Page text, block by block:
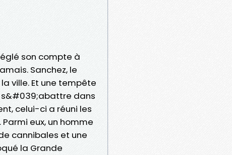
son compte à
Sanchez, le
ville. Et une tempête
dans
celui-ci a réuni les
eux, un homme
cannibales et une
la Grande